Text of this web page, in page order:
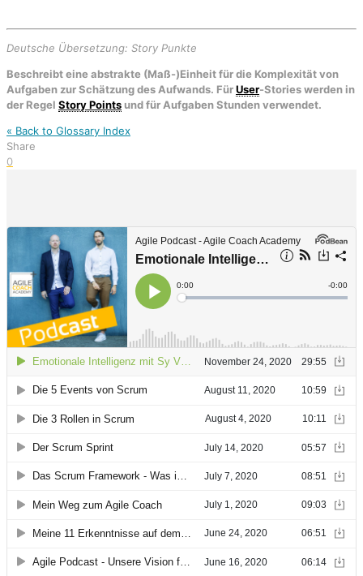
Deutsche Übersetzung: Story Punkte
Beschreibt eine abstrakte (Maß-)Einheit für die Komplexität von
Aufgaben zur Schätzung des Aufwands. FürUser-Stories werden in
der Regel Story Points und für Aufgaben Stunden verwendet.
« Back to Glossary Index
Share
0